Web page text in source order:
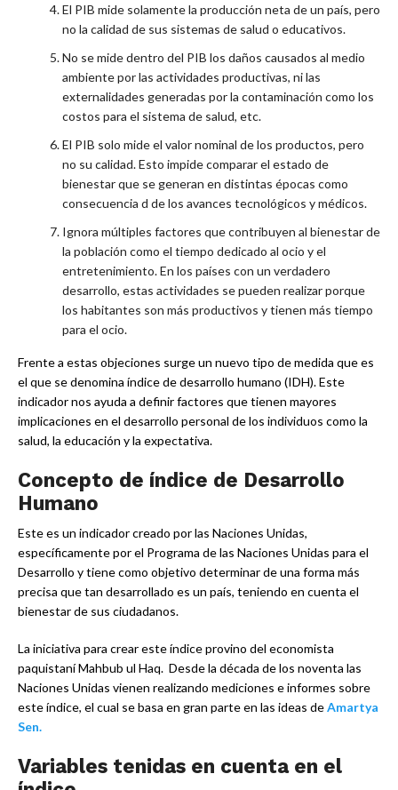
El PIB mide solamente la producción neta de un país, pero
no la calidad de sus sistemas de salud o educativos.
No se mide dentro del PIB los daños causados al medio
ambiente por las actividades productivas, ni las
externalidades generadas por la contaminación como los
costos para el sistema de salud, etc.
El PIB solo mide el valor nominal de los productos, pero
no su calidad. Esto impide comparar el estado de
bienestar que se generan en distintas épocas como
consecuencia d de los avances tecnológicos y médicos.
Ignora múltiples factores que contribuyen al bienestar de
la población como el tiempo dedicado al ocio y el
entretenimiento. En los países con un verdadero
desarrollo, estas actividades se pueden realizar porque
los habitantes son más productivos y tienen más tiempo
para el ocio.
Frente a estas objeciones surge un nuevo tipo de medida que es
el que se denomina índice de desarrollo humano (IDH). Este
indicador nos ayuda a definir factores que tienen mayores
implicaciones en el desarrollo personal de los individuos como la
salud, la educación y la expectativa.
Concepto de índice de Desarrollo
Humano
Este es un indicador creado por las Naciones Unidas,
específicamente por el Programa de las Naciones Unidas para el
Desarrollo y tiene como objetivo determinar de una forma más
precisa que tan desarrollado es un país, teniendo en cuenta el
bienestar de sus ciudadanos.
La iniciativa para crear este índice provino del economista
paquistaní Mahbub ul Haq. Desde la década de los noventa las
Naciones Unidas vienen realizando mediciones e informes sobre
este índice, el cual se basa en gran parte en las ideas deAmartya
Sen.
Variables tenidas en cuenta en el